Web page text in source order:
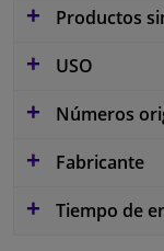
Productos
USO
Números
Fabricante
Tiempo de